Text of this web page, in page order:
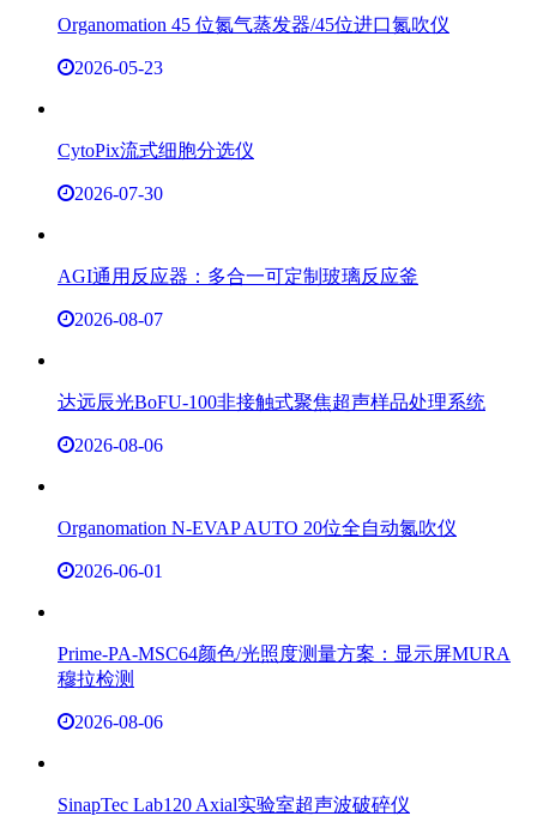
Organomation 45 位氮气蒸发器/45位进口氮吹仪
2026-05-23
CytoPix流式细胞分选仪
2026-07-30
AGI通用反应器：多合一可定制玻璃反应釜
2026-08-07
达远辰光BoFU-100非接触式聚焦超声样品处理系统
2026-08-06
Organomation N-EVAP AUTO 20位全自动氮吹仪
2026-06-01
Prime-PA-MSC64颜色/光照度测量方案：显示屏MURA
穆拉检测
2026-08-06
SinapTec Lab120 Axial实验室超声波破碎仪